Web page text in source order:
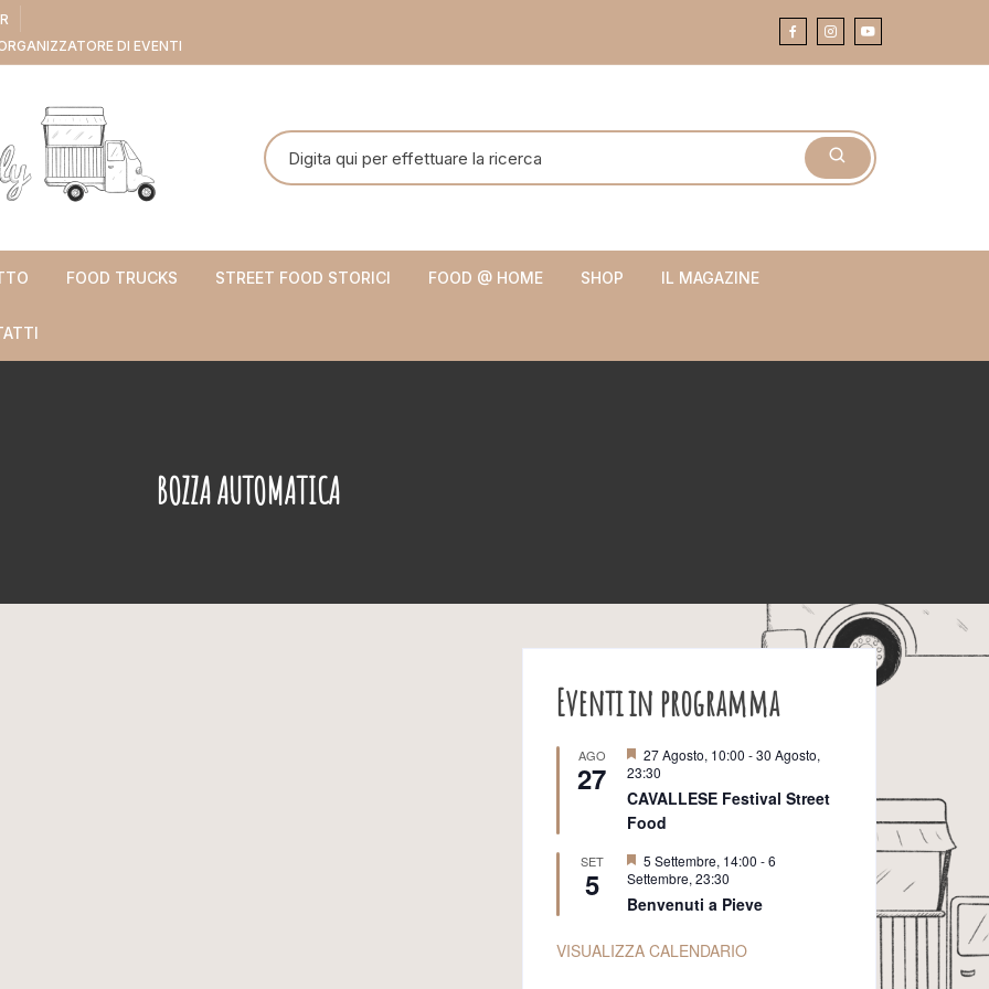
DI EVENTI
Cerca:
FOOD TRUCKS STREET FOOD STORICI FOOD @ HOME SHOP IL MAGAZINE
BOZZA AUTOMATICA
Eventi in programma
AGO
27
S
e
g
n
a
a
t
27 Agosto, 10:00 -30 Agosto,
23:30
CAVALLESE Festival Street
Food
SET
5
S
e
n
l
5 Settembre, 14:00 -6
Settembre, 23:30
Benvenuti a Pieve
VISUALIZZA CALENDARIO